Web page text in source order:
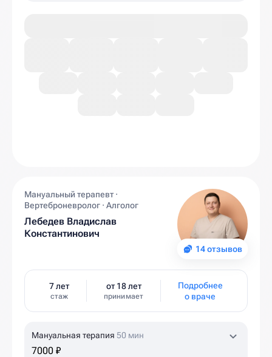
14 отзывов
Мануальный терапевт ·
Вертеброневролог · Алголог
Лебедев Владислав
Константинович
7 лет
стаж
от 18 лет
принимает
Подробнее
о враче
Мануальная терапия 50 мин
7000 ₽